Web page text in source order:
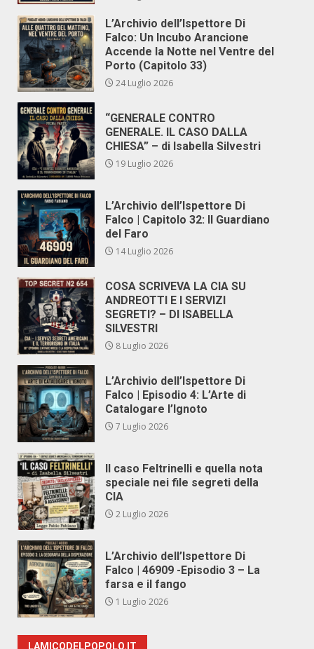
L’Archivio dell’Ispettore Di
Falco: Un Incubo Arancione
Accende la Notte nel Ventre del
Porto (Capitolo 33)
24 Luglio 2026
“GENERALE CONTRO
GENERALE. IL CASO DALLA
CHIESA” – di Isabella Silvestri
19 Luglio 2026
L’Archivio dell’Ispettore Di
Falco | Capitolo 32: Il Guardiano
del Faro
14 Luglio 2026
COSA SCRIVEVA LA CIA SU
ANDREOTTI E I SERVIZI
SEGRETI? – DI ISABELLA
SILVESTRI
8 Luglio 2026
L’Archivio dell’Ispettore Di
Falco | Episodio 4: L’Arte di
Catalogare l’Ignoto
7 Luglio 2026
Il caso Feltrinelli e quella nota
speciale nei file segreti della
CIA
2 Luglio 2026
L’Archivio dell’Ispettore Di
Falco | 46909 -Episodio 3 – La
farsa e il fango
1 Luglio 2026
LAMICODELPOPOLO.IT